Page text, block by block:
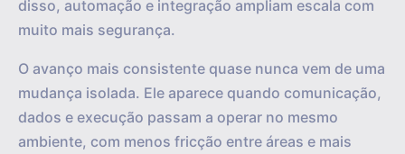
disso, automação e integração ampliam escala com
muito mais segurança.
O avanço mais consistente quase nunca vem de uma
mudança isolada. Ele aparece quando comunicação,
dados e execução passam a operar no mesmo
ambiente, com menos fricção entre áreas e mais